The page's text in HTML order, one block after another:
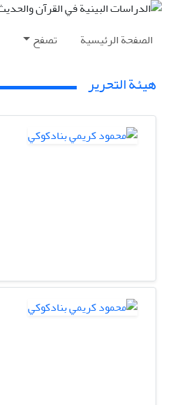
الصفحة الرئیسیة تصفح
هيئة التحرير